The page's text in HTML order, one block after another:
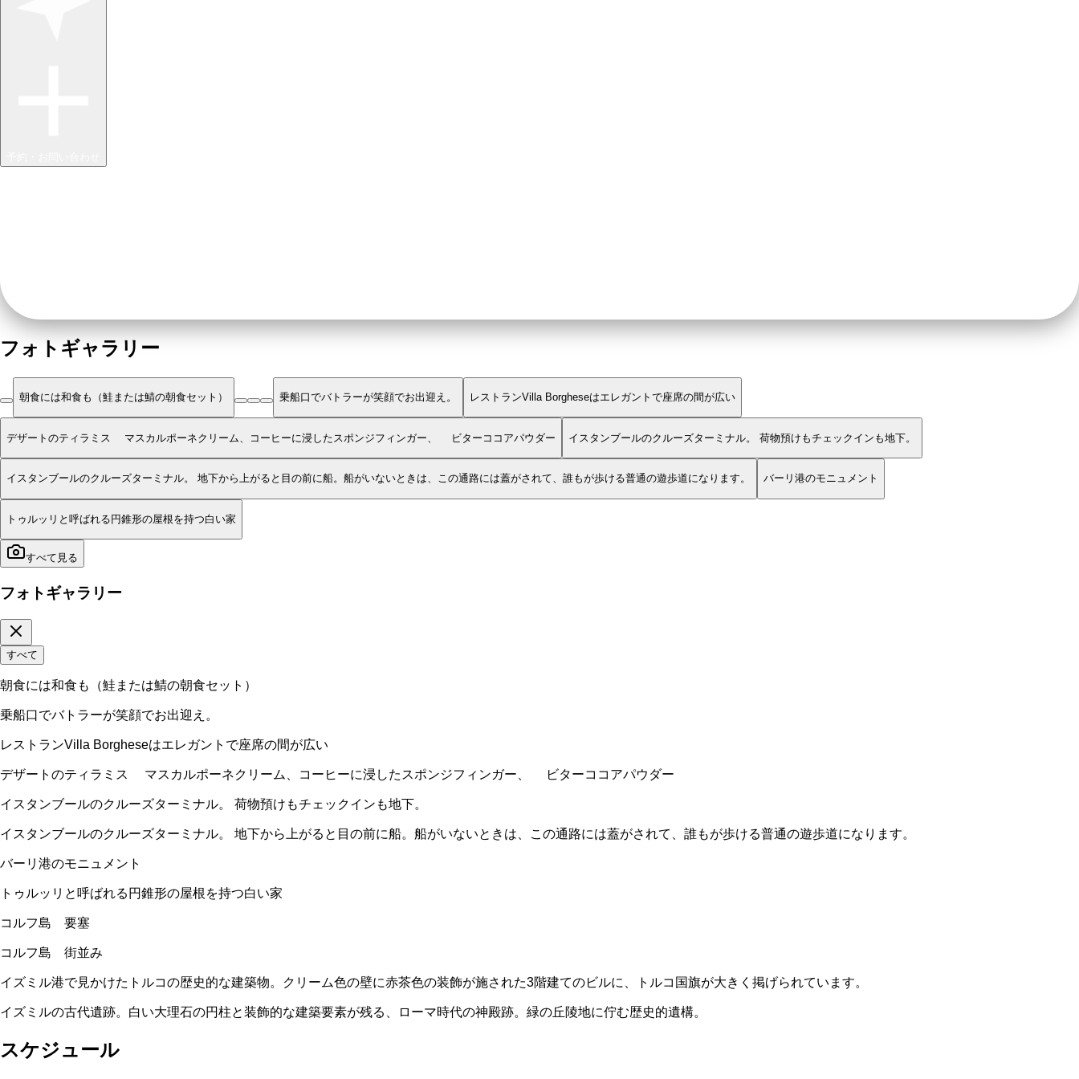
フォトギャラリー
朝食には和食も（鮭または鯖の朝食セット） 乗船口でバトラーが笑顔でお出迎え。 レストランVilla Borgheseはエレガントで座席の間が広い
デザートのティラミス マスカルポーネクリーム、コーヒーに浸したスポンジフィンガー、 ビターココアパウダー イスタンブールのクルーズターミナル。 荷物預けもチェックインも地下。
イスタンブールのクルーズターミナル。 地下から上がると目の前に船。船がいないときは、この通路には蓋がされて、誰もが歩ける普通の遊歩道になります。 バーリ港のモニュメント
トゥルッリと呼ばれる円錐形の屋根を持つ白い家
すべて見る
フォトギャラリー
すべて
朝食には和食も（鮭または鯖の朝食セット）
乗船口でバトラーが笑顔でお出迎え。
レストランVilla Borgheseはエレガントで座席の間が広い
デザートのティラミス マスカルポーネクリーム、コーヒーに浸したスポンジフィンガー、 ビターココアパウダー
イスタンブールのクルーズターミナル。 荷物預けもチェックインも地下。
イスタンブールのクルーズターミナル。 地下から上がると目の前に船。船がいないときは、この通路には蓋がされて、誰もが歩ける普通の遊歩道になります。
バーリ港のモニュメント
トゥルッリと呼ばれる円錐形の屋根を持つ白い家
コルフ島 要塞
コルフ島 街並み
イズミル港で見かけたトルコの歴史的な建築物。クリーム色の壁に赤茶色の装飾が施された3階建てのビルに、トルコ国旗が大きく掲げられています。
イズミルの古代遺跡。白い大理石の円柱と装飾的な建築要素が残る、ローマ時代の神殿跡。緑の丘陵地に佇む歴史的遺構。
スケジュール